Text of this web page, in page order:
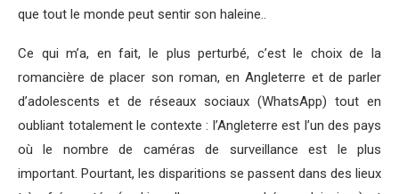
que tout le monde peut sentir son haleine..
Ce qui m’a, en fait, le plus perturbé, c’est le choix de la
romancière de placer son roman, en Angleterre et de parler
d’adolescents et de réseaux sociaux (WhatsApp) tout en
oubliant totalement le contexte : l’Angleterre est l’un des pays
où le nombre de caméras de surveillance est le plus
important. Pourtant, les disparitions se passent dans des lieux